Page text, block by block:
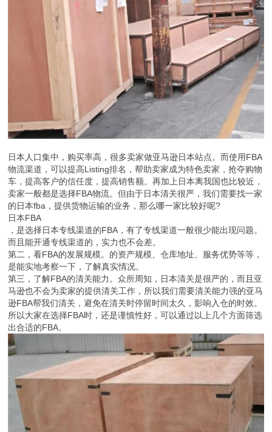
日本人口集中，购买率高，很多卖家做亚马逊日本站点。而使用FBA
物流渠道，可以提高Listing排名，帮助卖家成为特色卖家，抢夺购物
车，提高客户的信任度，提高销售额。再加上日本离我国也比较近，
卖家一般都是选择FBA物流。但由于日本清关很严，我们需要找一家
的日本fba，提供货物运输的业务，那么哪一家比较好呢?
日本FBA
，是选择日本专线渠道的FBA，有了专线渠道一般很少能出现问题。
而且能开通专线渠道的，实力也不会差。
第二，看FBA的发展规模。的资产规模、仓库地址、服务优势等等，
是能实地考察一下，了解真实情况。
第三，了解FBA的清关能力。众所周知，日本清关是很严的，而且亚
马逊也不会为卖家的提供清关工作，所以我们需要清关能力强的亚马
逊FBA帮我们清关，避免在清关时停留时间太久，影响入仓的时效。
所以大家在选择FBA时，还是谨慎性好，可以通过以上几个方面筛选
出合适的FBA。